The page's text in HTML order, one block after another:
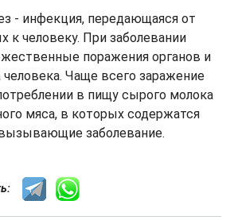
- инфекция, передающаяся от
к человеку. При заболевании
поражения органов и
Чаще всего заражение
в пищу сырого молока
мяса, в которых содержатся
заболевание.